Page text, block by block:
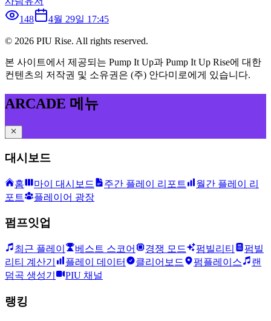
148
4월 29일 17:45
© 2026 PIU Rise. All rights reserved.
본 사이트에서 제공되는 Pump It Up과 Pump It Up Rise에 대한
컨텐츠의 저작권 및 소유권은 (주) 안다미로에게 있습니다.
ARCADE 메뉴
대시보드
홈 마이 대시보드 주간 플레이 리포트
월간 플레이 리
포트
플레이어 광장
펌프잇업
최근 플레이 베스트 스코어 경쟁 모드 펌빌리티
펌빌
리티 계산기
플레이 데이터 클리어보드 펌플레이스
랜
덤곡 생성기
PIU 채널
랭킹